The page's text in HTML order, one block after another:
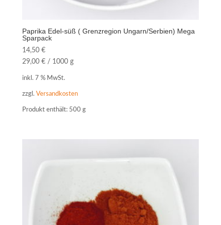
Paprika Edel-süß ( Grenzregion Ungarn/Serbien) Mega
Sparpack
14,50 €
29,00 €/ 1000 g
inkl. 7 % MwSt.
zzgl. Versandkosten
Produkt enthält: 500 g